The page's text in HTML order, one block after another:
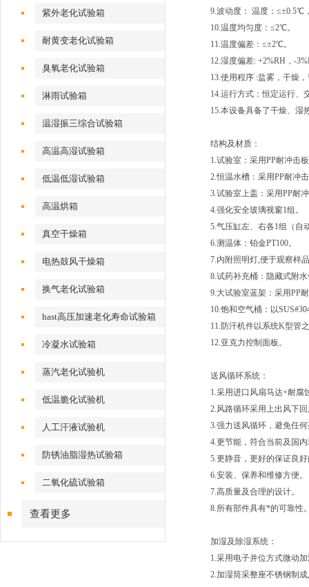
紫外老化试验箱
耐黄变老化试验箱
臭氧老化试验箱
淋雨试验箱
温湿振三综合试验箱
高温高湿试验箱
低温低湿试验箱
高温烘箱
真空干燥箱
电热鼓风干燥箱
换气老化试验箱
hast高压加速老化寿命试验箱
冷凝水试验箱
蒸汽老化试验机
低温脆化试验机
人工汗液试验机
防锈油脂湿热试验箱
二氧化硫试验箱
查看更多
9.波动度： 温度：≤±0.5℃
10.温度均匀度：≤2℃。
11.温度偏差：≤±2℃。
12.湿度偏差: +2%RH，-
13.使用程序 :盐雾，干燥
14.运行方式：恒定运行、
15.本设备具备了干燥、湿
结构及材质：
1.试验室：采用PP耐冲击
2.恒温水槽：采用PP耐冲
3.试验室上盖：采用PP耐
4.强化安全玻璃视窗1组。
5.气压缸左、右各1组（自
6.测温体：铂金PT100。
7.内附照明灯,便于观察样
8.试药补充桶：隐藏式附
9.大试验室蓝架：采用PP
10.饱和空气桶：以
11.防汗机件以系统K型管
12.亚克力控制面板。
送风循环系统：
1.采用进口风扇马达+耐腐
2.风路循环采用上出风下
3.强力送风循环，避免任
4.更节能，符合当前及国
5.更静音，更好的保证良
6.安装、保养和维修方便。
7.高质量及合理的设计。
8.所有部件具有*的可靠性
加湿及除湿系统：
1.采用电子并位方式微动
2.加湿筒采整座不锈钢制